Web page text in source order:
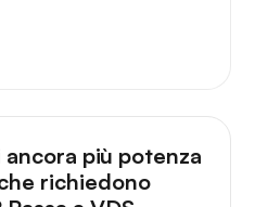
più potenza
richiedono